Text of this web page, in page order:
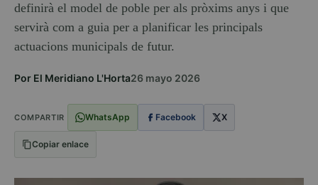
definirà el model de poble per als pròxims anys i que
servirà com a guia per a planificar les principals
actuacions municipals de futur.
Por El Meridiano L'Horta26 mayo 2026
COMPARTIR WhatsApp Facebook X
Copiar enlace